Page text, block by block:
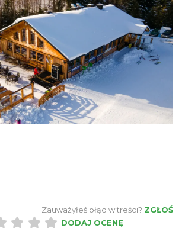
Zauważyłeś błąd w treści? ZGŁOŚ
DODAJ OCENĘ